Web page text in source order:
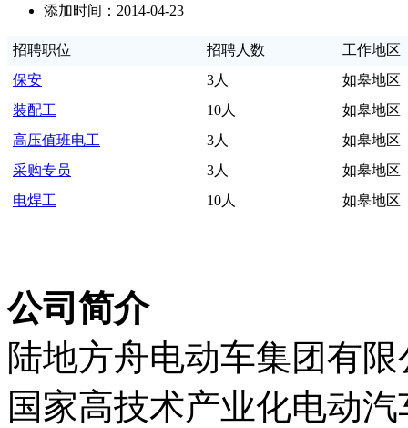
添加时间：2014-04-23
招聘职位 招聘人数
工作地区
保安
3人
如皋地区
装配工
10人
如皋地区
高压值班电工
3人
如皋地区
采购专员
3人
如皋地区
电焊工
10人 如皋地区
公司简介
陆地方舟电动车集团有
国家高技术产业化电动